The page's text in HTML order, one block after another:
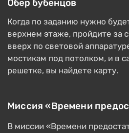
Обер бубенцов
Когда по заданию нужно
верхнем этаже, пройдите за
вверх по световой
мостикам под потолком, и в
решетке, вы найдете карту.
Миссия «Времени
В миссии «Времени